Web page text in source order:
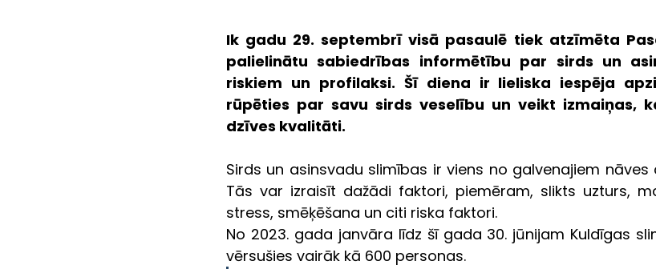
Ik gadu 29. septembrī visā pasaulē tiek atzīmēta
palielinātu sabiedrības informētību par sirds un
riskiem un profilaksi. Šī diena ir lieliska iespēja
rūpēties par savu sirds veselību un veikt izmaiņas,
dzīves kvalitāti.
Sirds un asinsvadu slimības ir viens no galvenajiem
Tās var izraisīt dažādi faktori, piemēram, slikts uzturs,
stress, smēķēšana un citi riska faktori.
No 2023. gada janvāra līdz šī gada 30. jūnijam Kuldīgas
vērsušies vairāk kā 600 personas.